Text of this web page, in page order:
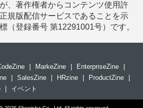
、著作権者からコンテンツ使用許
規版配信サービスであることを示
（登録番号 第12291001号）です。
MarkeZine EnterpriseZine
SalesZine HRzine ProductZine
イベント